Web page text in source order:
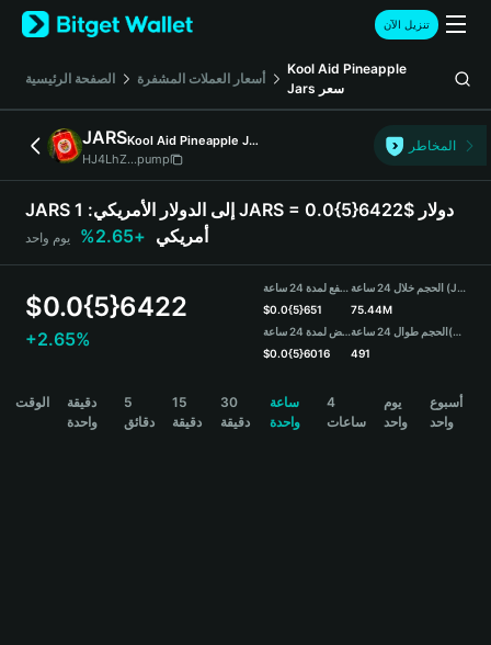
English
日本語
Русский
Español (Latinoamérica)
Türkçe
Deutsch
简体中文
Português (Portugal)
Bahasa Indonesia
বাংলা
تنزيل الآن
الصفحة الرئيسية أسعار العملات المشفرة
Kool Aid Pineapple
Jars سعر
JARS
Kool Aid Pineapple Jars
HJ4LhZ...pump
المخاطر
JARS إلى الدولار الأمريكي: 1 JARS = 0.0{5}6422$ دولار
أمريكي +2.65% يوم واحد
$0.0{5}6422
+2.65%
مرتفع لمدة 24 ساعة
$0.0{5}651
منخفض لمدة 24 ساعة
$0.0{5}6016
الحجم خلال 24 ساعة (JARS)
75.44M
الحجم طوال 24 ساعة(USDT)
491
الوقت
دقيقة
واحدة
5
دقائق
15
دقيقة
30
دقيقة
ساعة
واحدة
4
ساعات
يوم
واحد
أسبوع
واحد